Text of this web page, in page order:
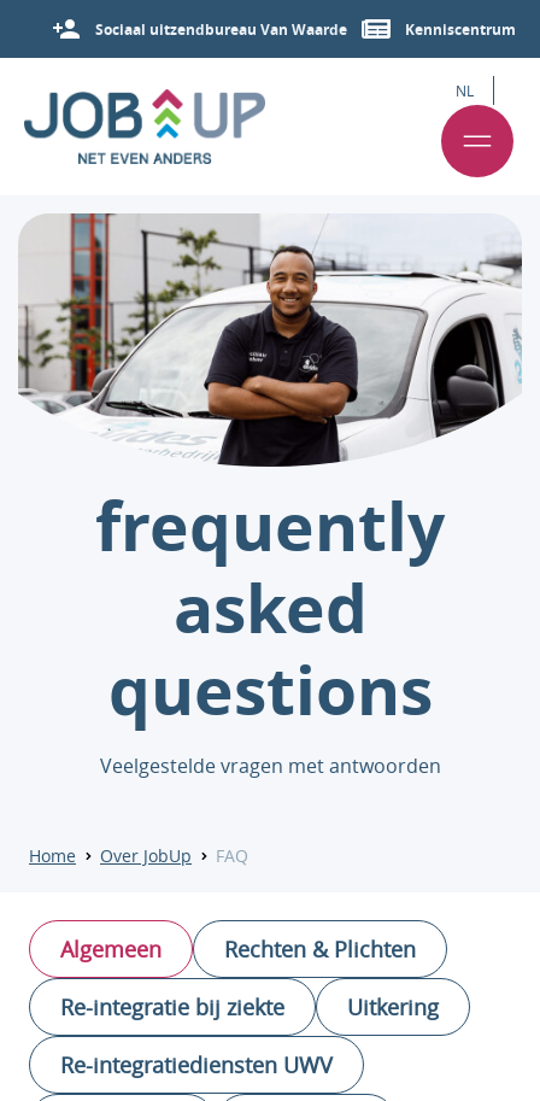
Sociaal uitzendbureau Van Waarde Kenniscentrum
NL
frequently
asked
questions
Veelgestelde vragen met antwoorden
Home Over JobUp FAQ
Algemeen
Rechten & Plichten
Re-integratie bij ziekte
Uitkering
Re-integratiediensten UWV